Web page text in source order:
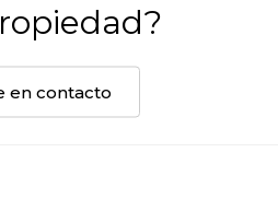
en contacto